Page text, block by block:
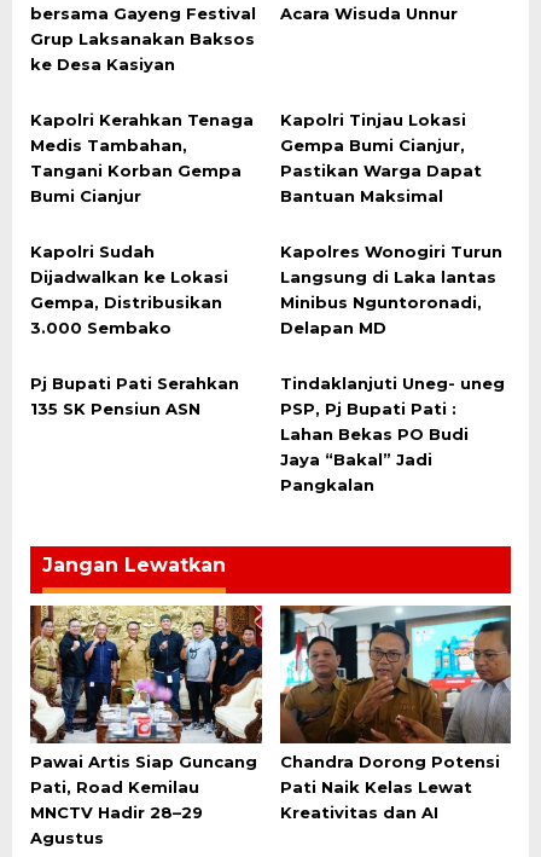
bersama Gayeng Festival
Grup Laksanakan Baksos
ke Desa Kasiyan
Acara Wisuda Unnur
Kapolri Kerahkan Tenaga
Medis Tambahan,
Tangani Korban Gempa
Bumi Cianjur
Kapolri Tinjau Lokasi
Gempa Bumi Cianjur,
Pastikan Warga Dapat
Bantuan Maksimal
Kapolri Sudah
Dijadwalkan ke Lokasi
Gempa, Distribusikan
3.000 Sembako
Kapolres Wonogiri Turun
Langsung di Laka lantas
Minibus Nguntoronadi,
Delapan MD
Pj Bupati Pati Serahkan
135 SK Pensiun ASN
Tindaklanjuti Uneg- uneg
PSP, Pj Bupati Pati :
Lahan Bekas PO Budi
Jaya “Bakal” Jadi
Pangkalan
Jangan Lewatkan
Pawai Artis Siap Guncang
Pati, Road Kemilau
MNCTV Hadir 28–29
Agustus
Chandra Dorong Potensi
Pati Naik Kelas Lewat
Kreativitas dan AI